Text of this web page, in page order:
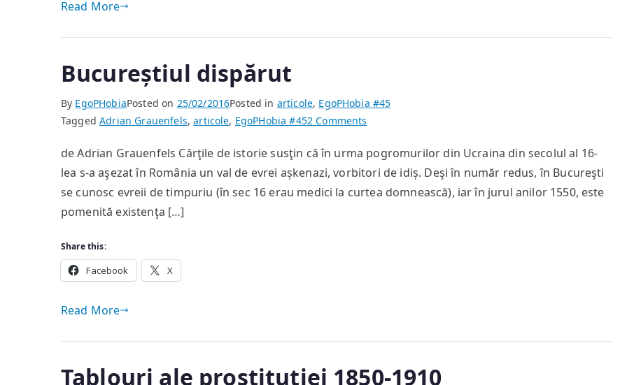
Read More
Bucureștiul dispărut
By EgoPHobiaPosted on 25/02/2016Posted in articole, EgoPHobia #45
TaggedAdrian Grauenfels,articole, EgoPHobia #452 Comments
dispărut
de Adrian Grauenfels Cărţile de istorie susţin că în urma pogromurilor din Ucraina din secolul al 16-
lea s-a aşezat în România un val de evrei așkenazi, vorbitori de idiș. Deşi în număr redus, în Bucureşti
se cunosc evreii de timpuriu (în sec 16 erau medici la curtea domnească), iar în jurul anilor 1550, este
pomenită existenţa […]
Share this:
Facebook X
Read More
Tablouri ale prostituţiei 1850-1910